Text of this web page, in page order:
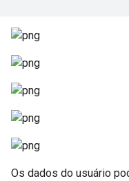
Os dados do usuário